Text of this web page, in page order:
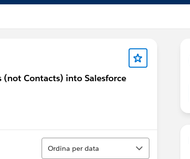
Contacts) into Salesforce
Ordina
Ordina per data